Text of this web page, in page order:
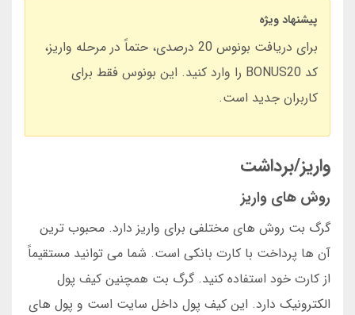
پیشنهاد ویژه
برای دریافت بونوس 20 درصدی، حتماً در مرحله واریز،
کد BONUS20 را وارد کنید. این بونوس فقط برای
کاربران جدید است.
واریز/برداشت
روش های واریز
گرگ بت روش های مختلفی برای واریز دارد. محبوب ترین
آن ها پرداخت با کارت بانکی است. شما می توانید مستقیماً
از کارت خود استفاده کنید. گرگ بت همچنین کیف پول
الکترونیک دارد. این کیف پول داخل سایت است و پول های